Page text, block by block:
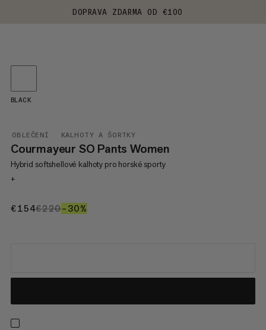
DOPRAVA ZDARMA OD €100
OBLEČENÍ KALHOTY A ŠORTKY
Courmayeur SO Pants Women
Hybrid softshellové kalhoty pro horské sporty
+
€154€154
€220€220
–30%
BLACK